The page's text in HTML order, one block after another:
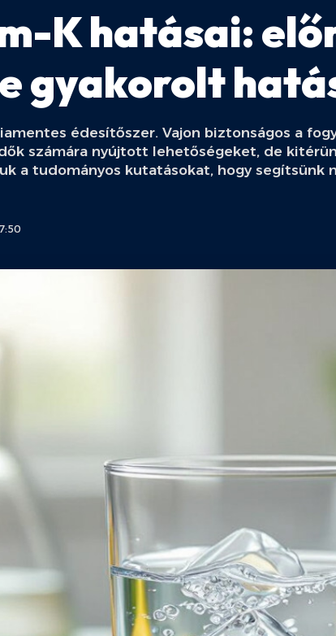
K hatásai:
gyakorolt
édesítőszer. Vajon biztonságos a
számára nyújtott lehetőségeket, de
a tudományos kutatásokat, hogy